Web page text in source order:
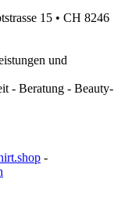
15 • CH 8246
und
- Beratung - Beauty-
-